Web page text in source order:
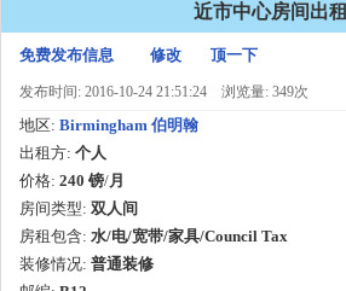
近市中心房间出租
免费发布信息 修改 顶一下
发布时间: 2016-10-24 21:51:24 浏览量: 349次
地区: Birmingham 伯明翰
出租方: 个人
价格: 240 镑/月
房间类型: 双人间
房租包含: 水/电/宽带/家具/Council Tax
装修情况: 普通装修